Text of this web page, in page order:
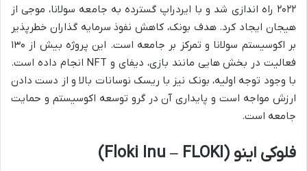
۲۰۲۲ راه اندازی شد و با ایردراپ گسترده به جامعه سولانا، موجی از
هیجان ایجاد کرد. هدف بونک، کاهش نفوذ سرمایه گذاران خطرپذیر
بر اکوسیستم سولانا و تمرکز بر جامعه است. این پروژه بیش از ۱۳۰
فعالیت در بخش هایی مانند بازی، دیفای و NFT انجام داده است.
با وجود توجه اولیه، بونک نیز با ریسک نوسانات بالا و از دست دادن
ارزش مواجه است و پایداری آن در گرو توسعه اکوسیستم و حمایت
جامعه است.
فلوکی اینو (Floki Inu – FLOKI)